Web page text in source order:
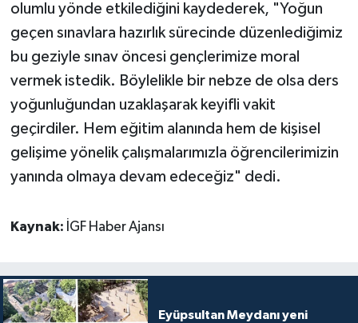
olumlu yönde etkilediğini kaydederek, "Yoğun
geçen sınavlara hazırlık sürecinde düzenlediğimiz
bu geziyle sınav öncesi gençlerimize moral
vermek istedik. Böylelikle bir nebze de olsa ders
yoğunluğundan uzaklaşarak keyifli vakit
geçirdiler. Hem eğitim alanında hem de kişisel
gelişime yönelik çalışmalarımızla öğrencilerimizin
yanında olmaya devam edeceğiz" dedi.
Kaynak: İGF Haber Ajansı
Eyüpsultan Meydanı yeni